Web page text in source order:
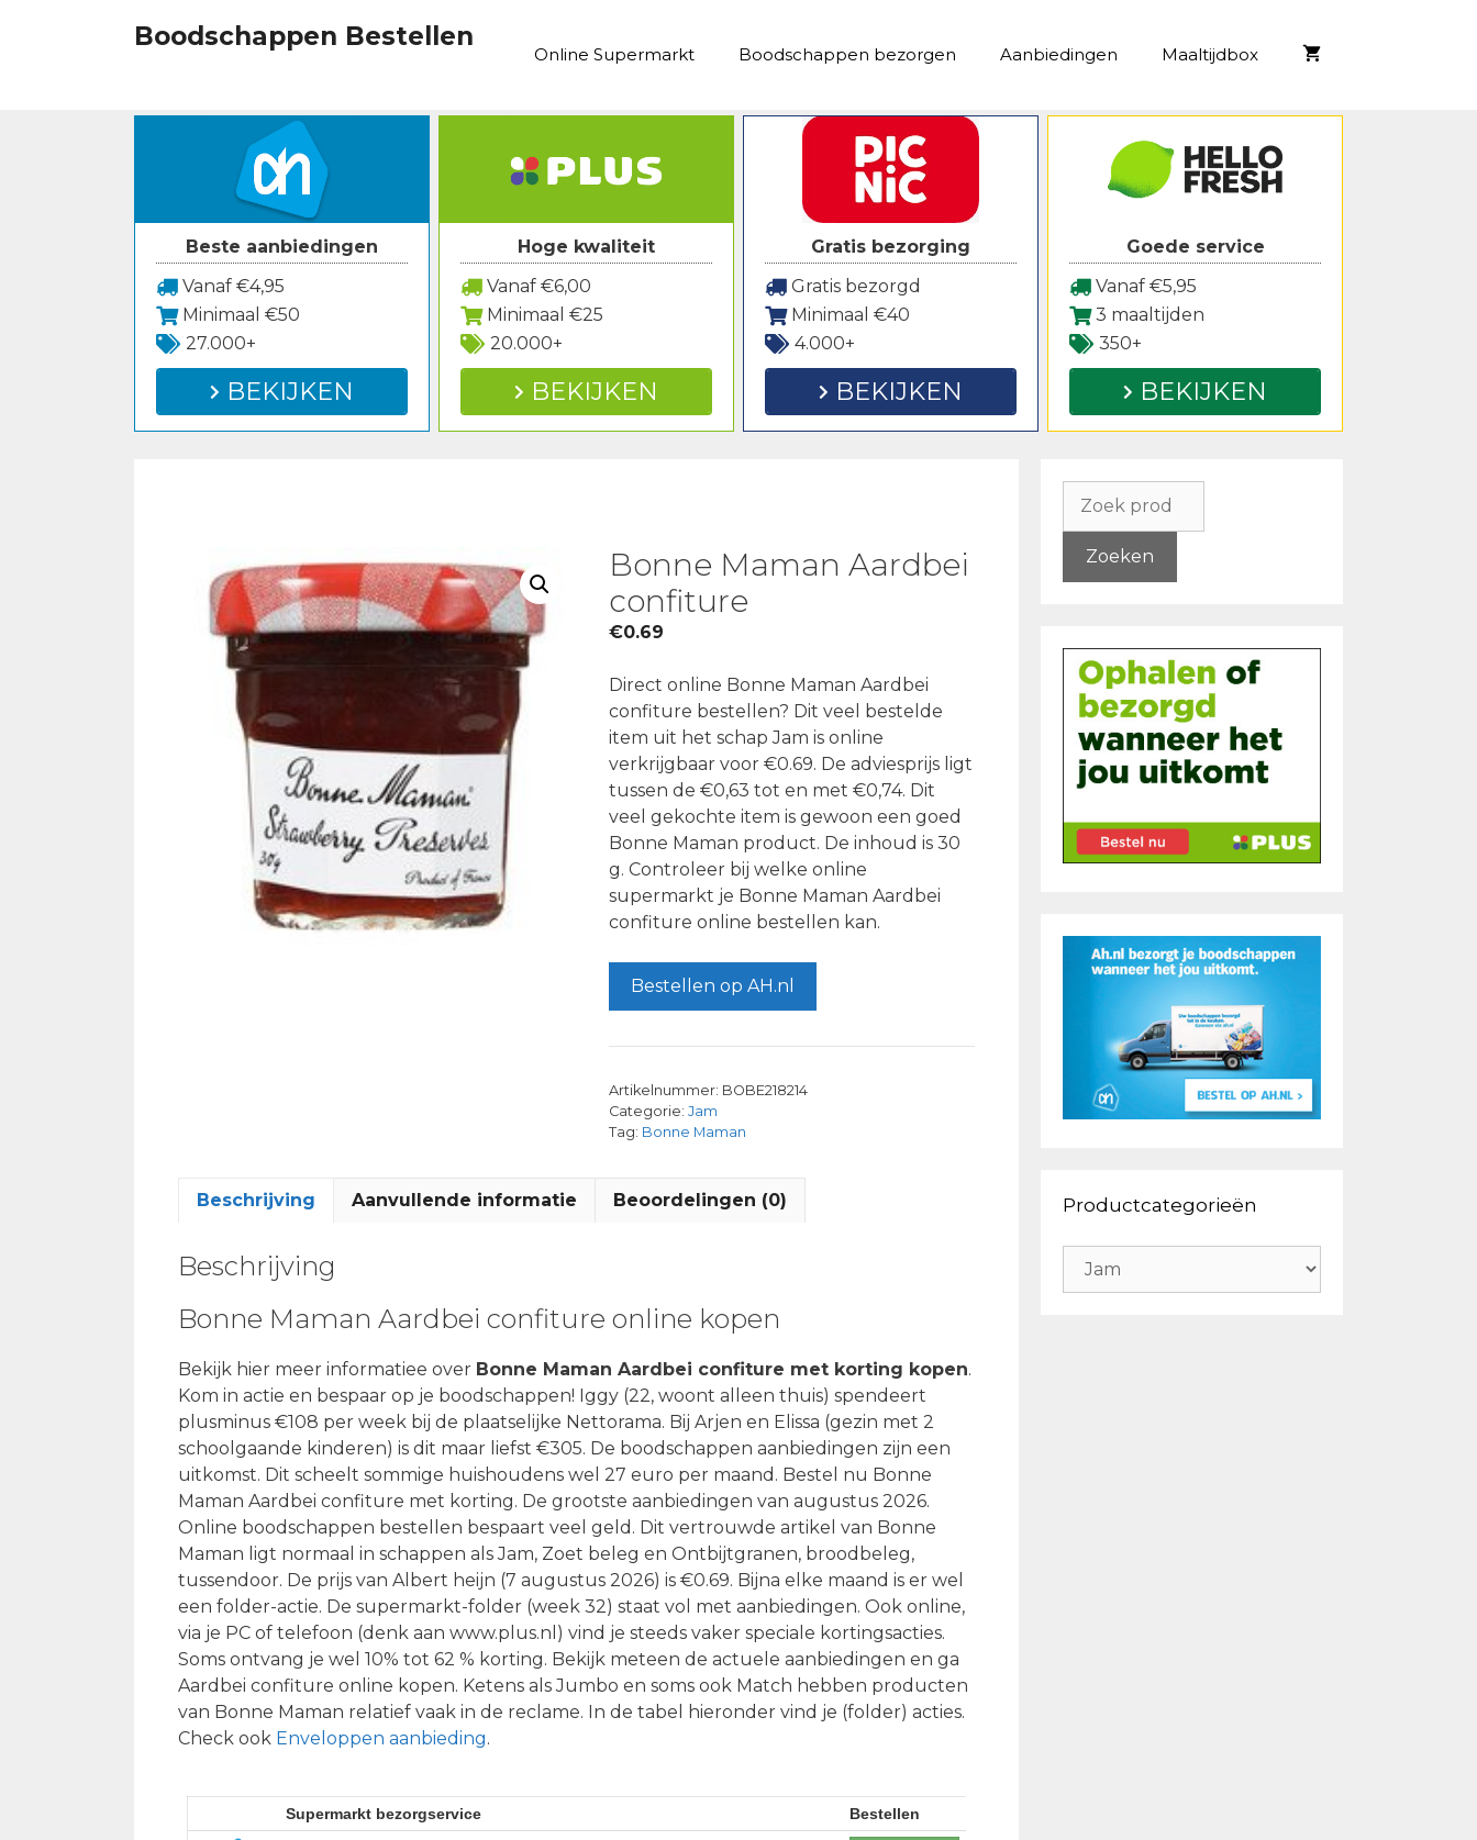
Boodschappen Bestellen
Online Supermarkt Boodschappen bezorgen Aanbiedingen Maaltijdbox
Beste aanbiedingen
Vanaf €4,95
Minimaal €50
27.000+
BEKIJKEN
Hoge kwaliteit
Vanaf €6,00
Minimaal €25
20.000+
BEKIJKEN
Gratis bezorging
Gratis bezorgd
Minimaal €40
4.000+
BEKIJKEN
Goede service
Vanaf €5,95
3 maaltijden
350+
BEKIJKEN
Bonne Maman Aardbei
confiture
€0.69
Direct online Bonne Maman Aardbei
confiture bestellen? Dit veel bestelde
item uit het schap Jam is online
verkrijgbaar voor €0.69. De adviesprijs ligt
tussen de €0,63 tot en met €0,74. Dit
veel gekochte item is gewoon een goed
Bonne Maman product. De inhoud is 30
g. Controleer bij welke online
supermarkt je Bonne Maman Aardbei
confiture online bestellen kan.
Bestellen op AH.nl
Artikelnummer: BOBE218214
Categorie: Jam
Tag: Bonne Maman
Beschrijving Aanvullende informatie Beoordelingen (0)
Beschrijving
Bonne Maman Aardbei confiture online kopen
Bekijk hier meer informatiee over Bonne Maman Aardbei confiture met korting kopen.
Kom in actie en bespaar op je boodschappen! Iggy (22, woont alleen thuis) spendeert
plusminus €108 per week bij de plaatselijke Nettorama. Bij Arjen en Elissa (gezin met 2
schoolgaande kinderen) is dit maar liefst €305. De boodschappen aanbiedingen zijn een
uitkomst. Dit scheelt sommige huishoudens wel 27 euro per maand. Bestel nu Bonne
Maman Aardbei confiture met korting. De grootste aanbiedingen van augustus 2026.
Online boodschappen bestellen bespaart veel geld. Dit vertrouwde artikel van Bonne
Maman ligt normaal in schappen als Jam, Zoet beleg en Ontbijtgranen, broodbeleg,
tussendoor. De prijs van Albert heijn (7 augustus 2026) is €0.69. Bijna elke maand is er wel
een folder-actie. De supermarkt-folder (week 32) staat vol met aanbiedingen. Ook online,
via je PC of telefoon (denk aan www.plus.nl) vind je steeds vaker speciale kortingsacties.
Soms ontvang je wel 10% tot 62 % korting. Bekijk meteen de actuele aanbiedingen en ga
Aardbei confiture online kopen. Ketens als Jumbo en soms ook Match hebben producten
van Bonne Maman relatief vaak in de reclame. In de tabel hieronder vind je (folder) acties.
Check ook Enveloppen aanbieding.
Supermarkt bezorgservice Bestellen
naar:
Zoeken
Productcategorieën